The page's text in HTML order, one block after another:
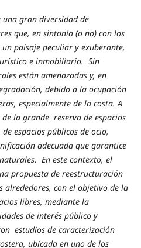
una gran diversidad de
que, en sintonía (o no) con los
paisaje peculiar y exuberante,
e inmobiliario. Sin
están amenazadas y, en
debido a la ocupación
especialmente de la costa. A
la grande reserva de espacios
espacios públicos de ocio,
adecuada que garantice
En este contexto, el
propuesta de reestructuración
alrededores, con el objetivo de la
libres, mediante la
de interés público y
estudios de caracterización
ubicada en uno de los